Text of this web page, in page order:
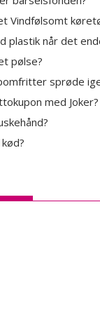
Vindfølsomt
plastik når det
pølse?
sprøde
med Joker?